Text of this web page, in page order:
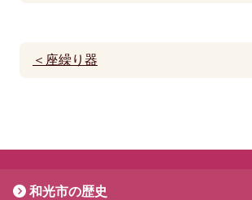
＜座繰り器
和光市の歴史